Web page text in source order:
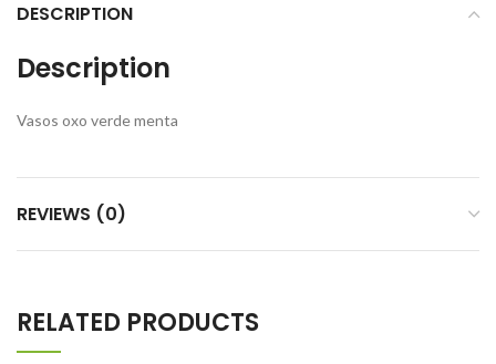
DESCRIPTION
Description
Vasos oxo verde menta
REVIEWS (0)
RELATED PRODUCTS